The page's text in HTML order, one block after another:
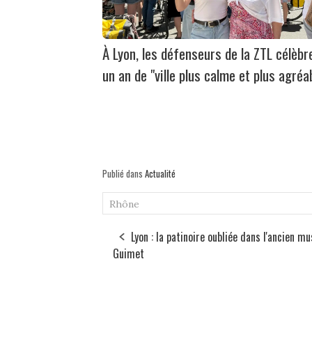
À Lyon, les défenseurs de la ZTL
un an de "ville plus calme et plus
Publié dans Actualité
Rhône
Lyon : la patinoire oubliée dans l'ancien
Guimet